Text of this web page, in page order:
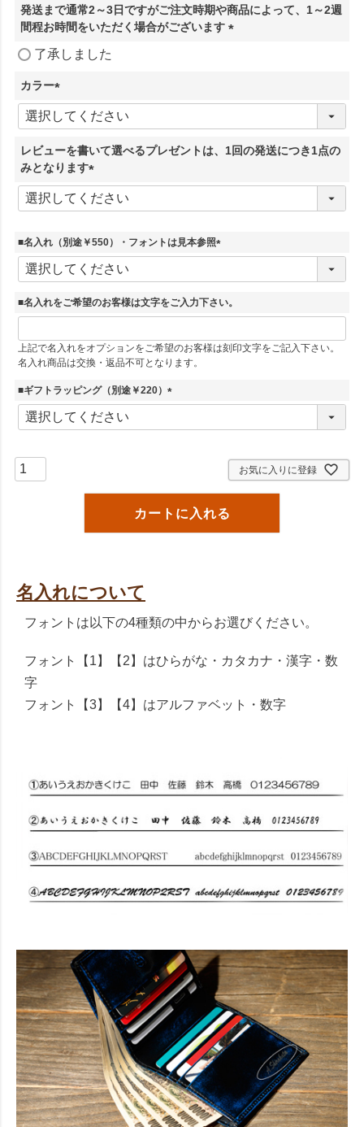
発送まで通常2～3日ですがご注文時期や商品によって、1～2週
間程お時間をいただく場合がございます
了承しました
カラー
(
必
レビューを書いて選べるプレゼントは、1回の発送につき1点の
みとなります
(
必
)
■名入れ（別途￥550）・フォントは見本参照
(
)
■名入れをご希望のお客様は文字をご入力下さい。
上記で名入れをオプションをご希望のお客様は刻印文字をご記入下さい。
名入れ商品は交換・返品不可となります。
■ギフトラッピング（別途￥220）
(
お気に入りに登録
カートに入れる
名入れについて
フォントは以下の4種類の中からお選びください。
フォント【1】【2】はひらがな・カタカナ・漢字・数
字
フォント【3】【4】はアルファベット・数字